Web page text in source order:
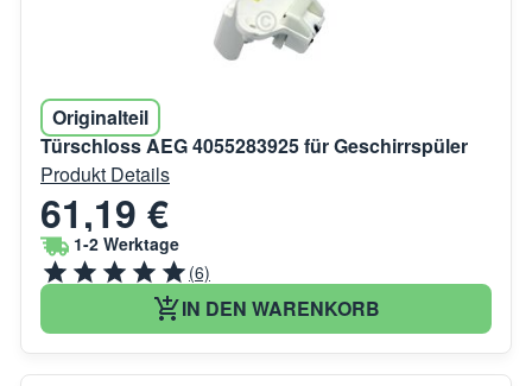
Originalteil
Türschloss AEG 4055283925 für Geschirrspüler
Produkt Details
61,19 €
1-2 Werktage
(6)
IN DEN WARENKORB